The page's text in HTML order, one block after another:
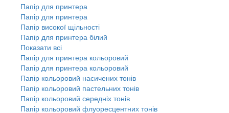
Папір для принтера
Папір для принтера
Папір високої щільності
Папір для принтера білий
Показати всі
Папір для принтера кольоровий
Папір для принтера кольоровий
Папір кольоровий насичених тонів
Папір кольоровий пастельних тонів
Папір кольоровий середніх тонів
Папір кольоровий флуоресцентних тонів